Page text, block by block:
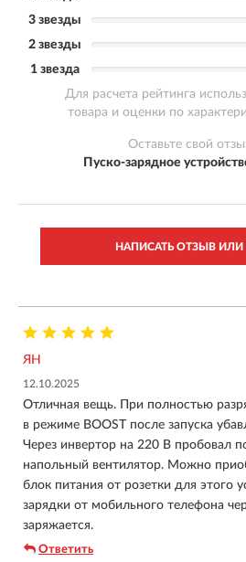
3 звезды
2 звезды
1 звезда
Для расчета рейтинга
товара и оценки по
Оставьте свой
Пуско-зарядное
НАПИСАТЬ ОТЗЫВ
ЯН
12.10.2025
Отличная вещь. При полностью
в режиме BOOST после запуска
Через инвертор на 220 В пробовал
напольный вентилятор. Можно
блок питания от розетки для этого
зарядки от мобильного телефона
заряжается.
Ответить